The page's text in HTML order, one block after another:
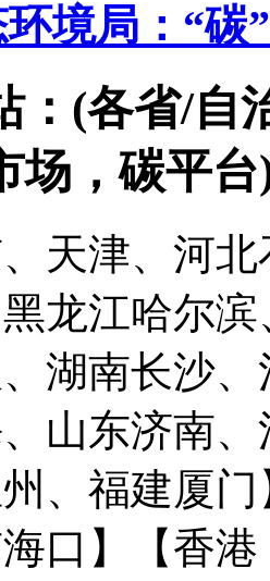
境局：“碳
：(各省/自
场，碳平台
天津、河
龙江哈尔
、湖南长沙
山东济南
、福建厦门
口】
【香